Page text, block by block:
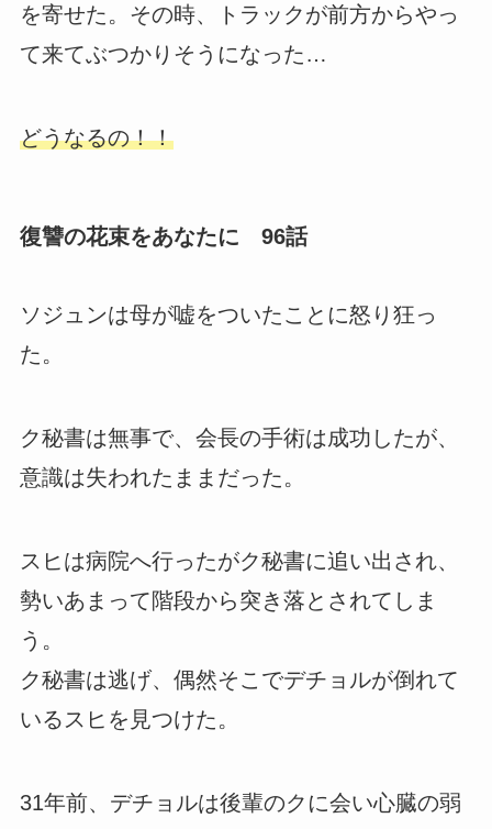
を寄せた。その時、トラックが前方からやっ
て来てぶつかりそうになった…
どうなるの！！
復讐の花束をあなたに 96話
ソジュンは母が嘘をついたことに怒り狂っ
た。
ク秘書は無事で、会長の手術は成功したが、
意識は失われたままだった。
スヒは病院へ行ったがク秘書に追い出され、
勢いあまって階段から突き落とされてしま
う。
ク秘書は逃げ、偶然そこでデチョルが倒れて
いるスヒを見つけた。
31年前、デチョルは後輩のクに会い心臓の弱